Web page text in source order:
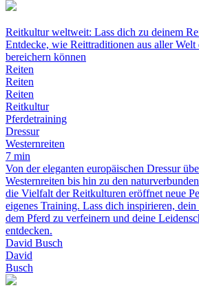
Reitkultur weltweit: Lass dich zu deinem
Entdecke, wie Reittraditionen aus aller
bereichern können
Reiten
Reiten
Reiten
Reitkultur
Pferdetraining
Dressur
Westernreiten
7 min
Von der eleganten europäischen Dressur
Westernreiten bis hin zu den
die Vielfalt der Reitkulturen eröffnet neue
eigenes Training. Lass dich inspirieren,
dem Pferd zu verfeinern und deine
entdecken.
David Busch
David
Busch